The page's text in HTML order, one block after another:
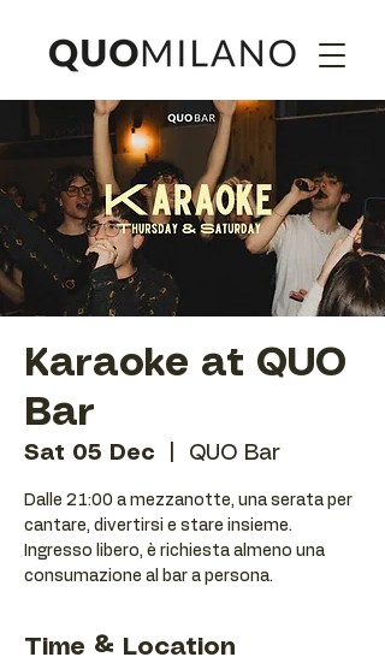
Karaoke at QUO
Bar
Sat 05 Dec QUO Bar
Dalle 21:00 a mezzanotte, una serata per
cantare, divertirsi e stare insieme.
Ingresso libero, è richiesta almeno una
consumazione al bar a persona.
Time & Location